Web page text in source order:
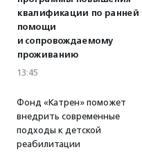
квалификации по ранней
помощи
и сопровождаемому
проживанию
13:45
Фонд «Катрен» поможет
внедрить современные
подходы к детской
реабилитации